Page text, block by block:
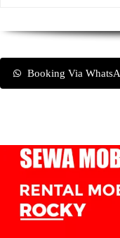
Booking Via